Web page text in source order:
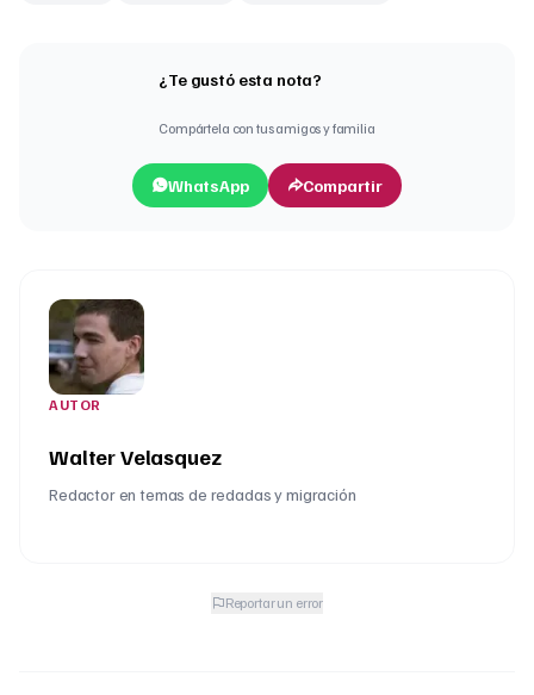
¿Te gustó esta nota?
Compártela con tus amigos y familia
WhatsApp Compartir
AUTOR
Walter Velasquez
Redactor en temas de redadas y migración
Reportar un error